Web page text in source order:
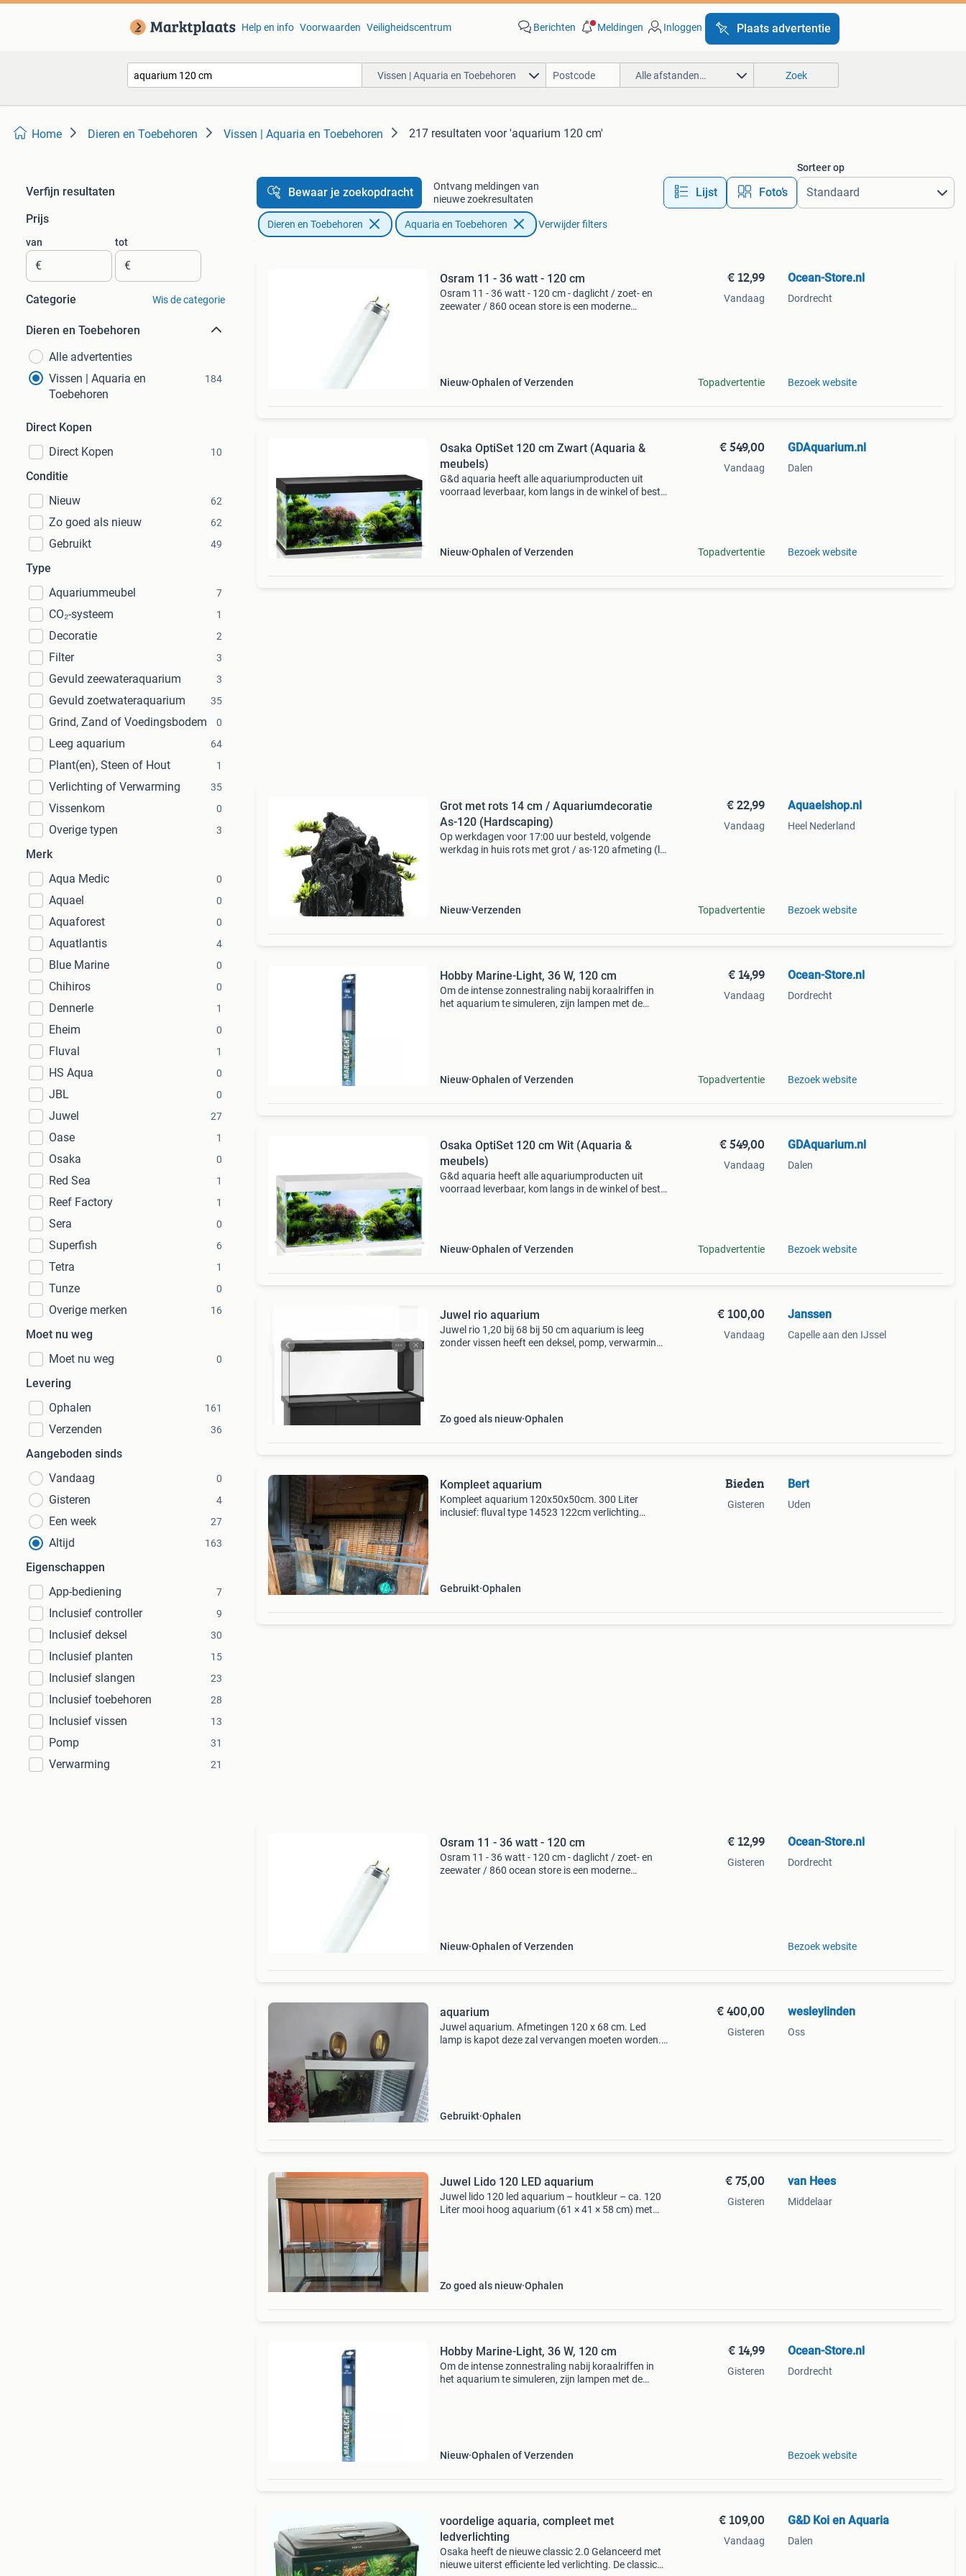
Help en info Voorwaarden Veiligheidscentrum Berichten Meldingen Inloggen Plaats advertentie
Vissen | Aquaria en Toebehoren Alle afstanden… Zoek
Home Dieren en Toebehoren Vissen | Aquaria en Toebehoren 217 resultaten voor 'aquarium 120 cm'
Verfijn resultaten
Prijs
van
€
tot
€
Categorie Wis de categorie
Dieren en Toebehoren
Alle advertenties
Vissen | Aquaria en
Toebehoren
184
Direct Kopen
Direct Kopen
10
Conditie
Nieuw
62
Zo goed als nieuw 62
Gebruikt 49
Type
Aquariummeubel
7
CO₂-systeem 1
Decoratie 2
Filter 3
Gevuld zeewateraquarium 3
Gevuld zoetwateraquarium 35
Grind, Zand of Voedingsbodem 0
Leeg aquarium 64
Plant(en), Steen of Hout 1
Verlichting of Verwarming 35
Vissenkom 0
Overige typen 3
Merk
Aqua Medic
0
Aquael 0
Aquaforest 0
Aquatlantis 4
Blue Marine 0
Chihiros 0
Dennerle 1
Eheim 0
Fluval 1
HS Aqua 0
JBL 0
Juwel 27
Oase 1
Osaka 0
Red Sea 1
Reef Factory 1
Sera 0
Superfish 6
Tetra 1
Tunze 0
Overige merken 16
Moet nu weg
Moet nu weg
0
Levering
Ophalen
161
Verzenden 36
Aangeboden sinds
Vandaag
0
Gisteren 4
Een week 27
Altijd 163
Eigenschappen
App-bediening
7
Inclusief controller 9
Inclusief deksel 30
Inclusief planten 15
Inclusief slangen 23
Inclusief toebehoren 28
Inclusief vissen 13
Pomp 31
Verwarming 21
Bewaar je zoekopdracht
Ontvang meldingen van
nieuwe zoekresultaten
Lijst Foto’s
Sorteer op
Dieren en Toebehoren Aquaria en Toebehoren Verwijder filters
Osram 11 - 36 watt - 120 cm
Osram 11 - 36 watt - 120 cm - daglicht / zoet- en
zeewater / 860 ocean store is een moderne
Nieuw Ophalen of Verzenden
€ 12,99
Vandaag
Topadvertentie
Ocean-Store.nl
Dordrecht
Bezoek website
Osaka OptiSet 120 cm Zwart (Aquaria &
meubels)
G&d aquaria heeft alle aquariumproducten uit
voorraad leverbaar, kom langs in de winkel of bestel
Nieuw Ophalen of Verzenden
€ 549,00
Vandaag
Topadvertentie
GDAquarium.nl
Dalen
Bezoek website
Grot met rots 14 cm / Aquariumdecoratie
As-120 (Hardscaping)
Op werkdagen voor 17:00 uur besteld, volgende
werkdag in huis rots met grot / as-120 afmeting (l x
Nieuw Verzenden
€ 22,99
Vandaag
Topadvertentie
Aquaelshop.nl
Heel Nederland
Bezoek website
Hobby Marine-Light, 36 W, 120 cm
Om de intense zonnestraling nabij koraalriffen in
het aquarium te simuleren, zijn lampen met de
Nieuw Ophalen of Verzenden
€ 14,99
Vandaag
Topadvertentie
Ocean-Store.nl
Dordrecht
Bezoek website
Osaka OptiSet 120 cm Wit (Aquaria &
meubels)
G&d aquaria heeft alle aquariumproducten uit
voorraad leverbaar, kom langs in de winkel of bestel
Nieuw Ophalen of Verzenden
€ 549,00
Vandaag
Topadvertentie
GDAquarium.nl
Dalen
Bezoek website
Juwel rio aquarium
Juwel rio 1,20 bij 68 bij 50 cm aquarium is leeg
zonder vissen heeft een deksel, pomp, verwarming,
Zo goed als nieuw Ophalen
€ 100,00
Vandaag
Janssen
Capelle aan den IJssel
Kompleet aquarium
Kompleet aquarium 120x50x50cm. 300 Liter
inclusief: fluval type 14523 122cm verlichting
Gebruikt Ophalen
Bieden
Gisteren
Bert
Uden
Osram 11 - 36 watt - 120 cm
Osram 11 - 36 watt - 120 cm - daglicht / zoet- en
zeewater / 860 ocean store is een moderne
Nieuw Ophalen of Verzenden
€ 12,99
Gisteren
Ocean-Store.nl
Dordrecht
Bezoek website
aquarium
Juwel aquarium. Afmetingen 120 x 68 cm. Led
lamp is kapot deze zal vervangen moeten worden.
Gebruikt Ophalen
€ 400,00
Gisteren
wesleylinden
Oss
Juwel Lido 120 LED aquarium
Juwel lido 120 led aquarium – houtkleur – ca. 120
Liter mooi hoog aquarium (61 × 41 × 58 cm) met
Zo goed als nieuw Ophalen
€ 75,00
Gisteren
van Hees
Middelaar
Hobby Marine-Light, 36 W, 120 cm
Om de intense zonnestraling nabij koraalriffen in
het aquarium te simuleren, zijn lampen met de
Nieuw Ophalen of Verzenden
€ 14,99
Gisteren
Ocean-Store.nl
Dordrecht
Bezoek website
voordelige aquaria, compleet met
ledverlichting
Osaka heeft de nieuwe classic 2.0 Gelanceerd met
nieuwe uiterst efficiente led verlichting. De classic
€ 109,00
Vandaag
G&D Koi en Aquaria
Dalen